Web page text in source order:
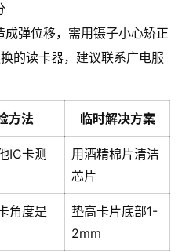
成弹位移，需用镊子小心矫正
的读卡器，建议联系广电服
方法 临时解决方案
IC卡测
用酒精棉片清洁
芯片
角度是
垫高卡片底部1-
2mm